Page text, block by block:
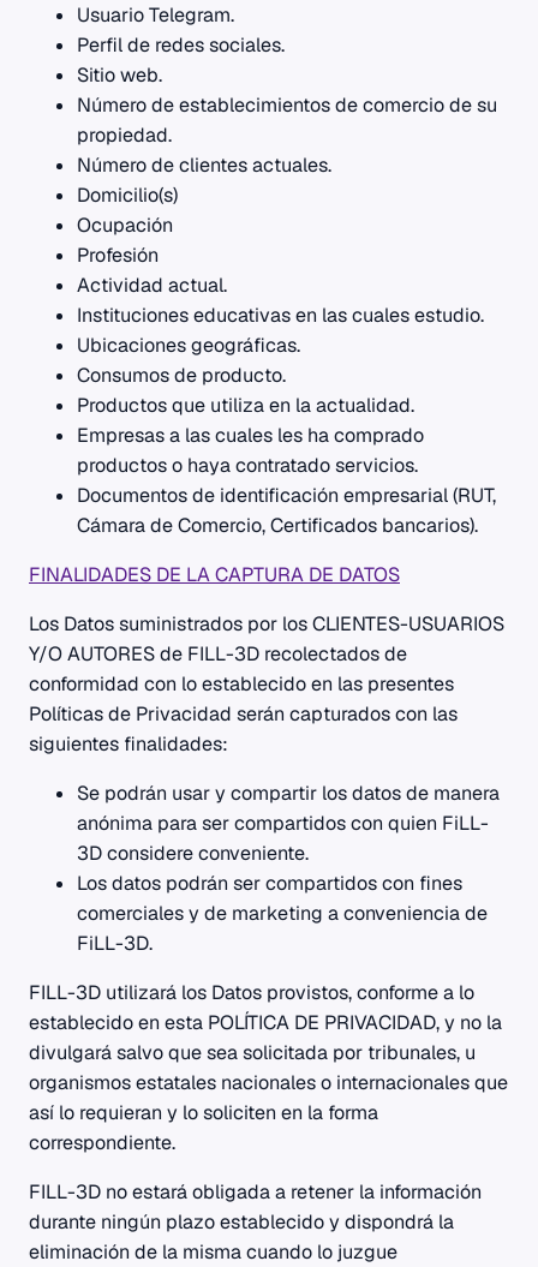
Usuario Telegram.
Perfil de redes sociales.
Sitio web.
Número de establecimientos de comercio de su
propiedad.
Número de clientes actuales.
Domicilio(s)
Ocupación
Profesión
Actividad actual.
Instituciones educativas en las cuales estudio.
Ubicaciones geográficas.
Consumos de producto.
Productos que utiliza en la actualidad.
Empresas a las cuales les ha comprado
productos o haya contratado servicios.
Documentos de identificación empresarial (RUT,
Cámara de Comercio, Certificados bancarios).
FINALIDADES DE LA CAPTURA DE DATOS
Los Datos suministrados por los CLIENTES-USUARIOS
Y/O AUTORES de FILL-3D recolectados de
conformidad con lo establecido en las presentes
Políticas de Privacidad serán capturados con las
siguientes finalidades:
Se podrán usar y compartir los datos de manera
anónima para ser compartidos con quien FiLL-
3D considere conveniente.
Los datos podrán ser compartidos con fines
comerciales y de marketing a conveniencia de
FiLL-3D.
FILL-3D utilizará los Datos provistos, conforme a lo
establecido en esta POLÍTICA DE PRIVACIDAD, y no la
divulgará salvo que sea solicitada por tribunales, u
organismos estatales nacionales o internacionales que
así lo requieran y lo soliciten en la forma
correspondiente.
FILL-3D no estará obligada a retener la información
durante ningún plazo establecido y dispondrá la
eliminación de la misma cuando lo juzgue